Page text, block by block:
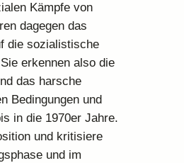
Kämpfe von
dagegen das
die sozialistische
erkennen also die
das harsche
Bedingungen und
in die 1970er Jahre.
und kritisiere
und im